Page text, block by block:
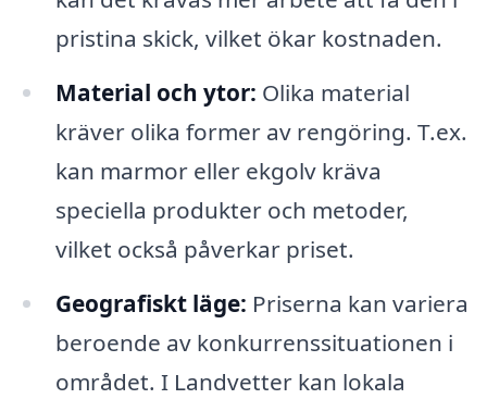
pristina skick, vilket ökar kostnaden.
Material och ytor: Olika material
kräver olika former av rengöring. T.ex.
kan marmor eller ekgolv kräva
speciella produkter och metoder,
vilket också påverkar priset.
Geografiskt läge: Priserna kan variera
beroende av konkurrenssituationen i
området. I Landvetter kan lokala